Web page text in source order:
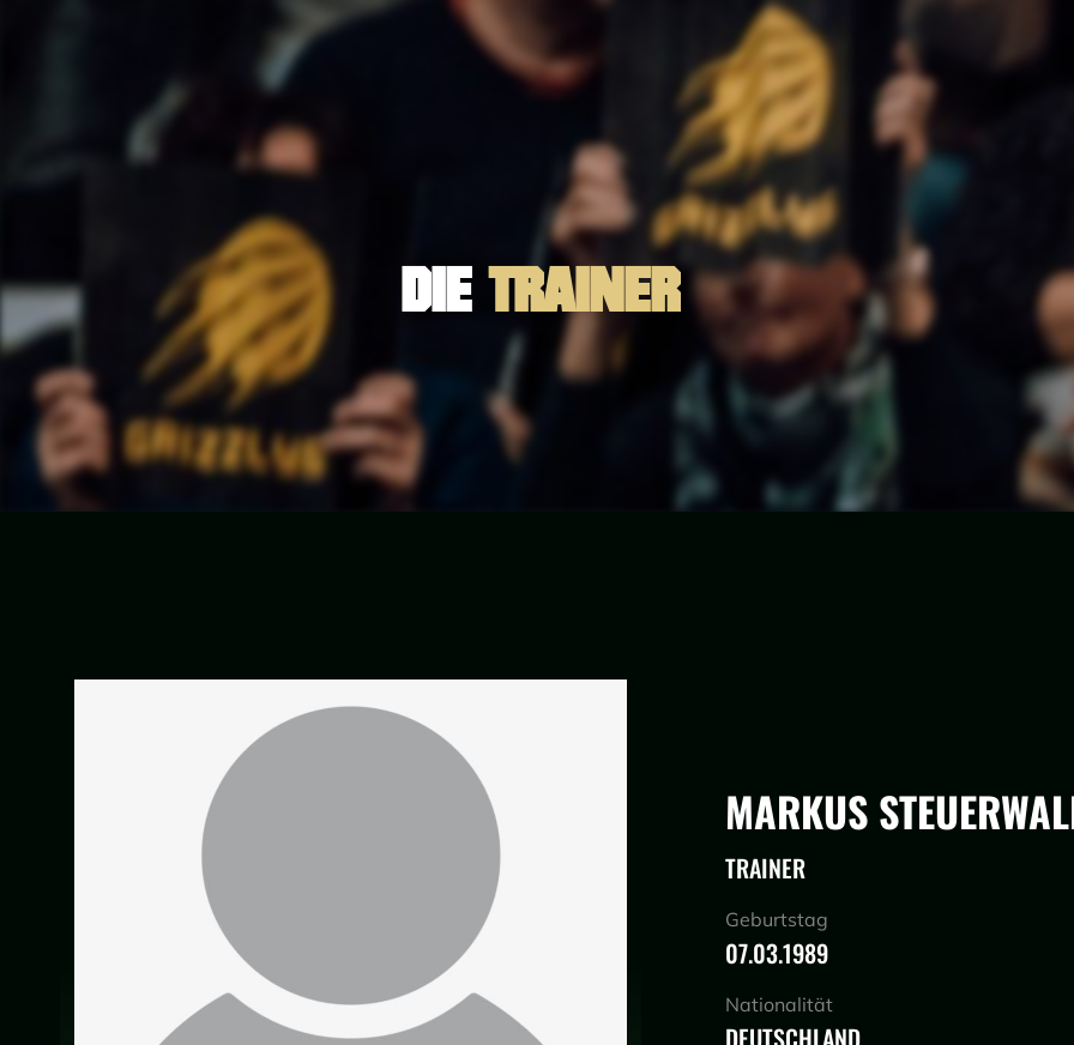
DIETRAINER
MARKUS
TRAINER
Geburtstag
07.03.1989
Nationalität